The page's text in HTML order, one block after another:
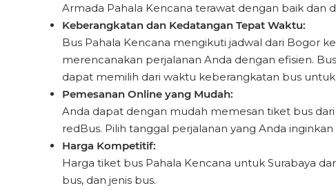
Armada Pahala Kencana terawat dengan baik dan
Keberangkatan dan Kedatangan Tepat Waktu:
Bus Pahala Kencana mengikuti jadwal dari Bogor
merencanakan perjalanan Anda dengan efisien.
dapat memilih dari waktu keberangkatan bus
Pemesanan Online yang Mudah:
Anda dapat dengan mudah memesan tiket bus
redBus. Pilih tanggal perjalanan yang Anda
Harga Kompetitif:
Harga tiket bus Pahala Kencana untuk Surabaya
bus, dan jenis bus.